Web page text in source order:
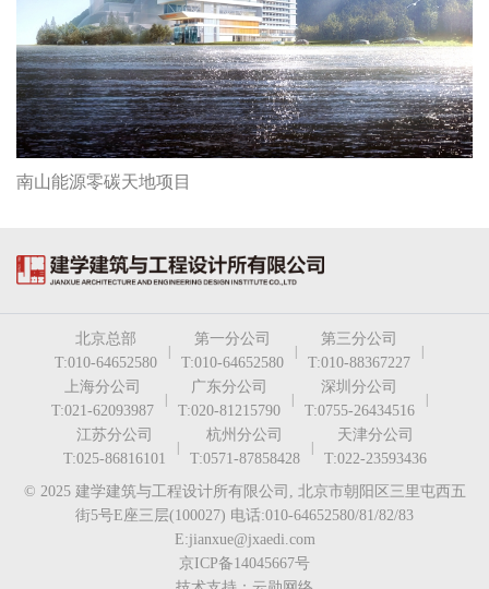
南山能源零碳天地项目
北京总部
T:010-64652580
|
第一分公司
T:010-64652580
|
第三分公司
T:010-88367227
|
上海分公司
T:021-62093987
|
广东分公司
T:020-81215790
|
深圳分公司
T:0755-26434516
|
江苏分公司
T:025-86816101
|
杭州分公司
T:0571-87858428
|
天津分公司
T:022-23593436
© 2025 建学建筑与工程设计所有限公司, 北京市朝阳区三里屯西五
街5号E座三层(100027) 电话:010-64652580/81/82/83
E:jianxue@jxaedi.com
京ICP备14045667号